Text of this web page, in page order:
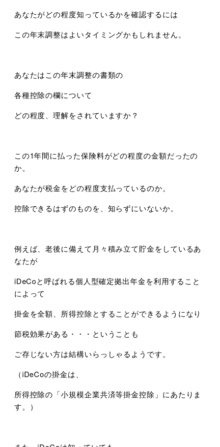
あなたがどの程度知っているかを確認するには
この年末調整はよいタイミングかもしれません。
あなたはこの年末調整の書類の
各種控除の欄について
どの程度、理解をされていますか？
この1年間に払った保険料がどの程度の金額だったの
か。
あなたが税金をどの程度支払っているのか。
控除できるはずのものを、知らずにいないか。
例えば、老後に備えて月々積み立て貯金をしているあ
なたが
iDeCoと呼ばれる個人型確定拠出年金を利用すること
によって
掛金を全額、所得控除とすることができるようになり
節税効果がある・・・ということも
ご存じない方は結構いらっしゃるようです。
（iDeCoの掛金は、
所得控除の「小規模企業共済等掛金控除」にあたりま
す。）